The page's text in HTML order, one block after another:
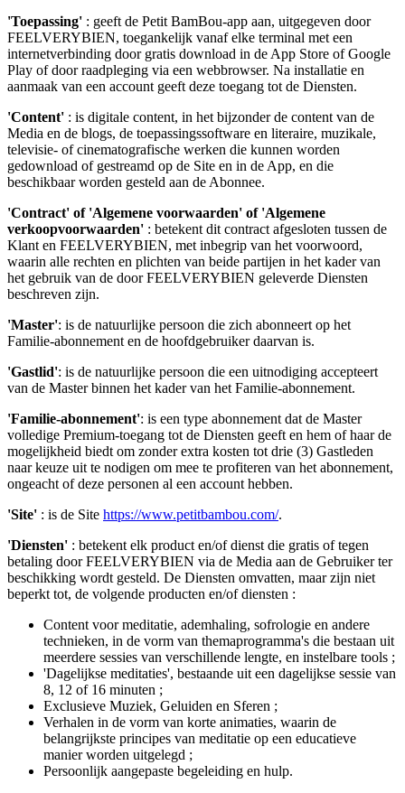
'Toepassing' : geeft de Petit BamBou-app aan, uitgegeven door
FEELVERYBIEN, toegankelijk vanaf elke terminal met een
internetverbinding door gratis download in de App Store of Google
Play of door raadpleging via een webbrowser. Na installatie en
aanmaak van een account geeft deze toegang tot de Diensten.
'Content' : is digitale content, in het bijzonder de content van de
Media en de blogs, de toepassingssoftware en literaire, muzikale,
televisie- of cinematografische werken die kunnen worden
gedownload of gestreamd op de Site en in de App, en die
beschikbaar worden gesteld aan de Abonnee.
'Contract' of 'Algemene voorwaarden' of 'Algemene
verkoopvoorwaarden' : betekent dit contract afgesloten tussen de
Klant en FEELVERYBIEN, met inbegrip van het voorwoord,
waarin alle rechten en plichten van beide partijen in het kader van
het gebruik van de door FEELVERYBIEN geleverde Diensten
beschreven zijn.
'Master': is de natuurlijke persoon die zich abonneert op het
Familie-abonnement en de hoofdgebruiker daarvan is.
'Gastlid': is de natuurlijke persoon die een uitnodiging accepteert
van de Master binnen het kader van het Familie-abonnement.
'Familie-abonnement': is een type abonnement dat de Master
volledige Premium-toegang tot de Diensten geeft en hem of haar de
mogelijkheid biedt om zonder extra kosten tot drie (3) Gastleden
naar keuze uit te nodigen om mee te profiteren van het abonnement,
ongeacht of deze personen al een account hebben.
'Site' : is de Site https://www.petitbambou.com/.
'Diensten' : betekent elk product en/of dienst die gratis of tegen
betaling door FEELVERYBIEN via de Media aan de Gebruiker ter
beschikking wordt gesteld. De Diensten omvatten, maar zijn niet
beperkt tot, de volgende producten en/of diensten :
Content voor meditatie, ademhaling, sofrologie en andere
technieken, in de vorm van themaprogramma's die bestaan uit
meerdere sessies van verschillende lengte, en instelbare tools ;
'Dagelijkse meditaties', bestaande uit een dagelijkse sessie van
8, 12 of 16 minuten ;
Exclusieve Muziek, Geluiden en Sferen ;
Verhalen in de vorm van korte animaties, waarin de
belangrijkste principes van meditatie op een educatieve
manier worden uitgelegd ;
Persoonlijk aangepaste begeleiding en hulp.